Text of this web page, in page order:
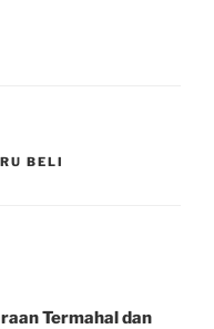
BELI
Termahal dan